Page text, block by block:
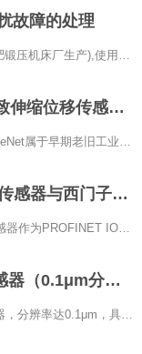
故障的处理
博尔森停产DeviceNet磁致伸缩位移传感器的原因
PROFINET磁致伸缩位移传感器与西门子PLC通讯配置
RH 系列磁致伸缩位移传感器（0.1μm分辨率）